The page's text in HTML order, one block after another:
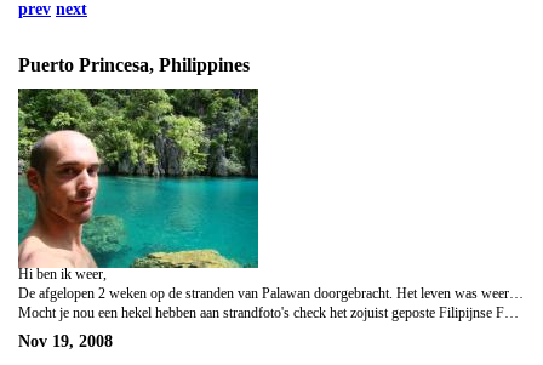
prev next
Puerto Princesa, Philippines
Hi ben ik weer,
De afgelopen 2 weken op de stranden van Palawan doorgebracht. Het leven was weer zwaar met 's werelds beste wrakduiken, vissersdorpjes, palmbomen, witte stranden, blauwe zee, zwarte limestone cliffs, slechte wegen en daarom erg veel bootritjes, snorkelen, San Miguel biertjes en het typhoon seizoen een letter of 4 verder op schema te zien komen.
Mocht je nou een hekel hebben aan strandfoto's check het zojuist geposte Filipijnse Foto Album maar niet :-)
Nov 19, 2008